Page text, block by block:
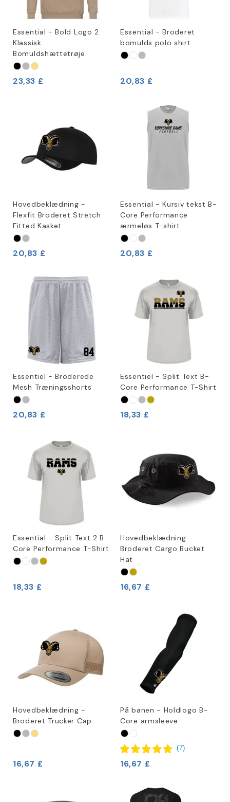
Essential - Bold Logo 2
Klassisk
Bomuldshættetrøje
23,33 £
Essential - Broderet
bomulds polo shirt
20,83 £
Hovedbeklædning -
Flexfit Broderet Stretch
Fitted Kasket
20,83 £
Essential - Kursiv tekst B-
Core Performance
ærmeløs T-shirt
20,83 £
Essentiel - Broderede
Mesh Træningsshorts
20,83 £
Essentiel - Split Text B-
Core Performance T-Shirt
18,33 £
Essential - Split Text 2 B-
Core Performance T-Shirt
18,33 £
Hovedbeklædning -
Broderet Cargo Bucket
Hat
16,67 £
Hovedbeklædning -
Broderet Trucker Cap
16,67 £
På banen - Holdlogo B-
Core armsleeve
(7)
16,67 £